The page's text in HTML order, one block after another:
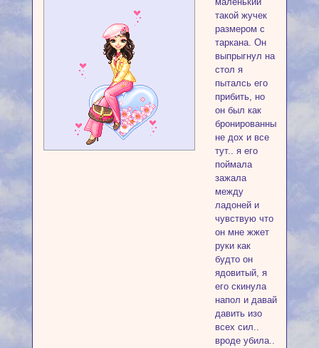
такой жучек
размером с
таркана. Он
выпрыгнул на
стол я
пыталсь его
прибить, но
он был как
бронированный
не дох и все
тут.. я его
поймала
зажала
между
ладоней и
чувствую что
он мне жжет
руки как
будто он
ядовитый, я
его скинула
напол и давай
давить изо
всех сил..
вроде убила..